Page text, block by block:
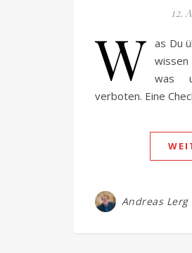
12.
W as Du
was
verboten. Eine
Andreas Lerg